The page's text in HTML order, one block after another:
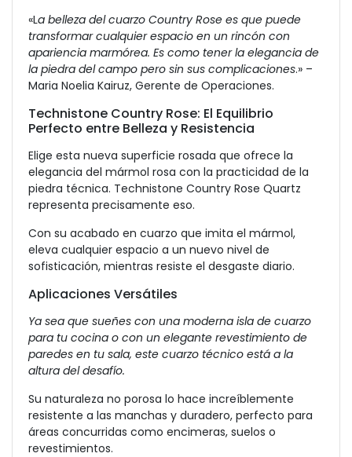
«La belleza del cuarzo Country Rose es que puede
transformar cualquier espacio en un rincón con
apariencia marmórea. Es como tener la elegancia de
la piedra del campo pero sin sus complicaciones.» –
Maria Noelia Kairuz, Gerente de Operaciones.
Technistone Country Rose: El Equilibrio
Perfecto entre Belleza y Resistencia
Elige esta nueva superficie rosada que ofrece la
elegancia del mármol rosa con la practicidad de la
piedra técnica. Technistone Country Rose Quartz
representa precisamente eso.
Con su acabado en cuarzo que imita el mármol,
eleva cualquier espacio a un nuevo nivel de
sofisticación, mientras resiste el desgaste diario.
Aplicaciones Versátiles
Ya sea que sueñes con una moderna isla de cuarzo
para tu cocina o con un elegante revestimiento de
paredes en tu sala, este cuarzo técnico está a la
altura del desafío.
Su naturaleza no porosa lo hace increíblemente
resistente a las manchas y duradero, perfecto para
áreas concurridas como encimeras, suelos o
revestimientos.